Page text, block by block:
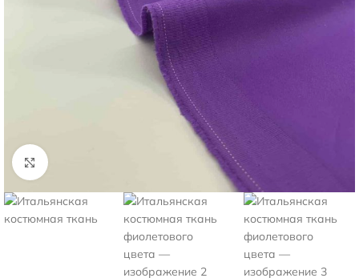
Нажмите, чтобы увеличить